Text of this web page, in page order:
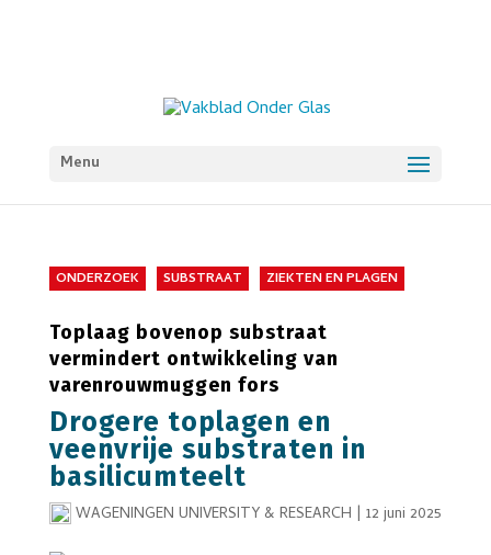
Menu
ONDERZOEK SUBSTRAAT ZIEKTEN EN PLAGEN
Toplaag bovenop substraat
vermindert ontwikkeling van
varenrouwmuggen fors
Drogere toplagen en
veenvrije substraten in
basilicumteelt
WAGENINGEN UNIVERSITY & RESEARCH | 12 juni 2025